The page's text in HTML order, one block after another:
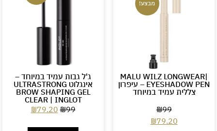
מבצע!
|MALU WILZ LONGWEAR
EYESHADOW PEN – עיפרון
צללית עמיד במיוחד
₪99
₪79.20
ג'ל גבות עמיד במיוחד –
אינגלוט ULTRASTRONG
BROW SHAPING GEL
CLEAR | INGLOT
₪99
₪79.20